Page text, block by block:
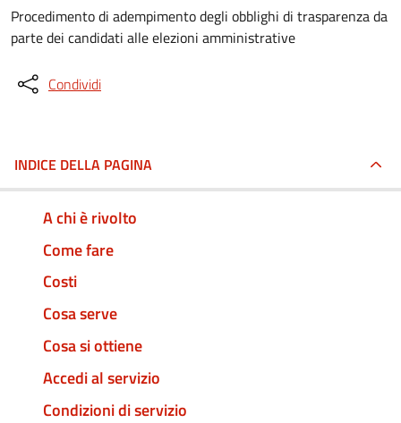
Procedimento di adempimento degli obblighi di trasparenza da
parte dei candidati alle elezioni amministrative
Condividi
INDICE DELLA PAGINA
A chi è rivolto
Come fare
Costi
Cosa serve
Cosa si ottiene
Accedi al servizio
Condizioni di servizio